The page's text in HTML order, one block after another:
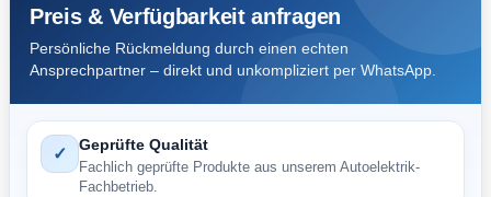
Menge
Preis & Verfügbarkeit anfragen
Persönliche Rückmeldung durch einen echten
Ansprechpartner – direkt und unkompliziert per WhatsApp.
✓ Geprüfte Qualität
Fachlich geprüfte Produkte aus unserem Autoelektrik-
Fachbetrieb.